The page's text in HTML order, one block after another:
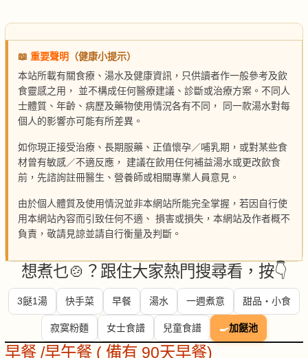
📖 重要聲明
（健康小提示）
本站所載有關食療、湯水及健康資訊，只供讀者作一般參考及飲
食靈感之用， 並不構成任何醫療建議、診斷或治療方案。不同人
士體質、年齡、病歷及藥物使用情況各有不同， 同一款湯水對每
個人的影響亦可能有所差異。
如你現正接受治療、長期服藥、正值懷孕／哺乳期，或對某些食
材曾有敏感／不適反應， 建議在飲用任何補益湯水或更改飲食
前，先諮詢註冊醫生、營養師或相關專業人員意見。
由於個人體質及使用情況並非本網站所能完全掌握，若因自行使
用本網站內容而引致任何不適、 損害或損失，本網站及作者概不
負責，敬請見諒並請自行衡量及判斷。
想煮乜🍲？跟住大家熱門搜尋看，按👇
3餸1湯 快手菜 早餐 湯水 一週煮意 甜品・小食
寂寞粉麵 女士食譜 兒童食譜 🍳加餸池
早餐 /早午餐 ( 備有 90天早餐)